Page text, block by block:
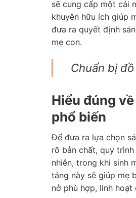
sẽ cung cấp một cái
khuyên hữu ích giúp
đưa ra quyết định
mẹ con.
Chuẩn bị
Hiểu đúng
phổ biến
Để đưa ra lựa chọn
rõ bản chất, quy
nhiên, trong khi sinh
tảng này sẽ giúp mẹ
nở phù hợp, linh